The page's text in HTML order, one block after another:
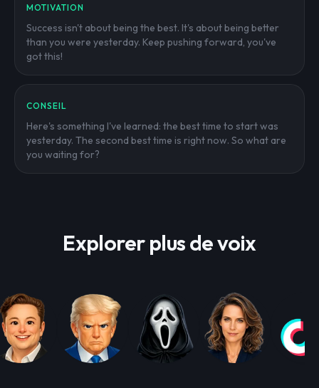
MOTIVATION
Success isn't about being the best. It's about being better
than you were yesterday. Keep pushing forward, you've
got this!
CONSEIL
Here's something I've learned: the best time to start was
yesterday. The second best time is right now. So what are
you waiting for?
Explorer plus de voix